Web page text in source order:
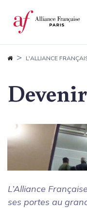
Panneau de
L'ALLIANCE
L’Alliance
ses portes au